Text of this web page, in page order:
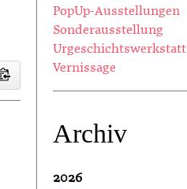
PopUp-Ausstellungen
Sonderausstellung
Urgeschichtswerkstatt
Vernissage
Archiv
2026